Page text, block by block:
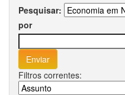
Pesquisar:
por
Filtros correntes: